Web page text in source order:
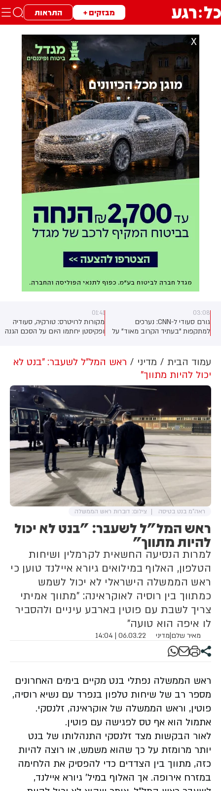
מבזקים + התראות
X
03:08
גורם סעודי ל-CNN: נערכים
למתקפות "בעתיד הקרוב מאוד" על
איראן
01:41
מקורות לרויטרס: טורקיה, סעודיה
ופקיסטן יחתמו היום על הסכם הגנה
עמוד הבית מדיני
ראש המל"ל לשעבר: "בנט לא
יכול להיות מתווך"
ראש המל"ל לשעבר: "בנט לא יכול
להיות מתווך"
למרות הנסיעה החשאית לקרמלין ושיחות
הטלפון, האלוף במילואים גיורא איילנד טוען כי
ראש הממשלה הישראלי לא יכול לשמש
כמתווך בין רוסיה לאוקראינה: "מתווך אמיתי
צריך לשבת עם פוטין בארבע עיניים ולהסביר
לו איפה הוא טועה"
מאיר שלם|מדיני 06.03.22 | 14:04
ראה"מ בנט בטיסה צילום: דוברות ראש הממשלה
ראש הממשלה נפתלי בנט מקיים בימים האחרונים
מספר רב של שיחות טלפון בנפרד עם נשיא רוסיה,
פוטין, וראש הממשלה של אוקראינה, זלנסקי.
אתמול הוא אף טס לפגישה עם פוטין.
לאור הבקשות מצד זלנסקי התנהלותו של בנט
יותר מרומזת על כך שהוא משמש, או רוצה להיות
כזה, מתווך בין הצדדים כדי להפסיק את הלחימה
במזרח אירופה. אך ‏האלוף במיל' גיורא איילנד,